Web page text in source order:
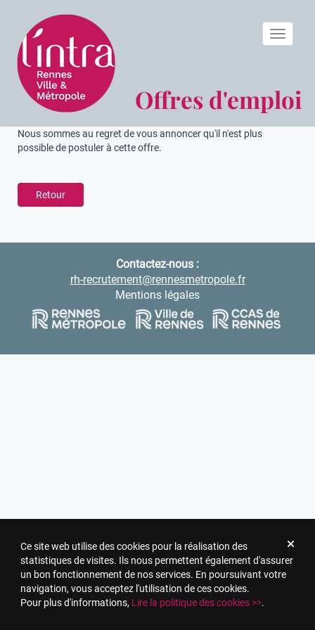
Ce site web utilise des cookies pour la réalisation des
statistiques de visites. Ils nous permettent également d'assurer
un bon fonctionnement de nos services. En poursuivant votre
navigation, vous acceptez l'utilisation de ces cookies.
Pour plus d'informations, Lire la politique des cookies >>.
Offres d'emploi
Toggle
Nous sommes au regret de vous annoncer qu'il n'est plus
possible de postuler à cette offre.
Retour
Contactez-nous :
rh-recrutement@rennesmetropole.fr
Mentions légales